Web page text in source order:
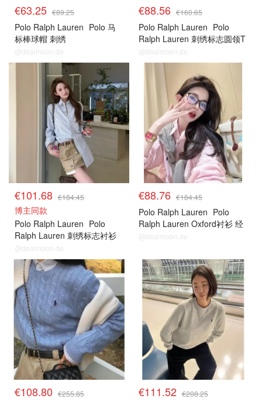
€63.25 €89.25
Polo Ralph Lauren Polo 马
标棒球帽 刺绣
@dealmoon.de
€88.56 €160.65
Polo Ralph Lauren Polo
Ralph Lauren 刺绣标志圆领T
恤
@dealmoon.de
€101.68 €184.45
博主同款
Polo Ralph Lauren Polo
Ralph Lauren 刺绣标志衬衫
@dealmoon.de
€88.76 €184.45
Polo Ralph Lauren Polo
Ralph Lauren Oxford衬衫 经
典版型
@dealmoon.de
€108.80 €255.85 €111.52 €208.25